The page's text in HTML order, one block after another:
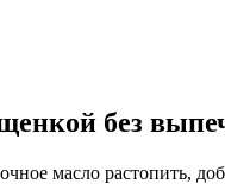
без
масло растопить,